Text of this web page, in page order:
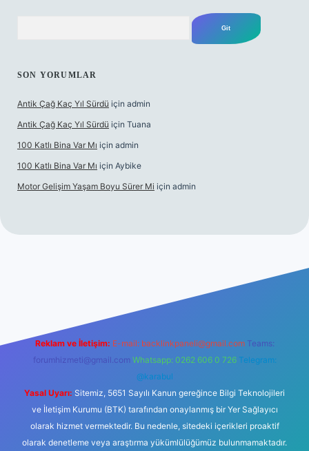
SON YORUMLAR
Antik Çağ Kaç Yıl Sürdü için admin
Antik Çağ Kaç Yıl Sürdü için Tuana
100 Katlı Bina Var Mı için admin
100 Katlı Bina Var Mı için Aybike
Motor Gelişim Yaşam Boyu Sürer Mi için admin
Reklam ve İletişim: E-mail: backlinkpaneli@gmail.com Teams:
forumhizmeti@gmail.com Whatsapp: 0262 606 0 726 Telegram:
@karabul
Yasal Uyarı: Sitemiz, 5651 Sayılı Kanun gereğince Bilgi Teknolojileri
ve İletişim Kurumu (BTK) tarafından onaylanmış bir Yer Sağlayıcı
olarak hizmet vermektedir. Bu nedenle, sitedeki içerikleri proaktif
olarak denetleme veya araştırma yükümlülüğümüz bulunmamaktadır.